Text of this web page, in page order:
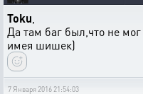
Toku
Да там баг был,что не
имея шишек)
7 Января 2016 21:54:03